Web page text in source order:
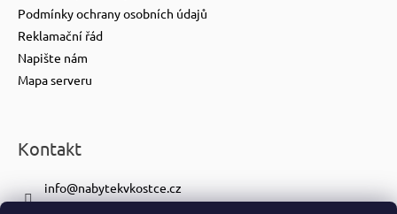
Podmínky ochrany osobních údajů
Reklamační řád
Napište nám
Mapa serveru
Kontakt
info@nabytekvkostce.cz